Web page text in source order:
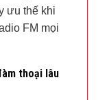
ưu thế khi
FM mọi
thoại lâu